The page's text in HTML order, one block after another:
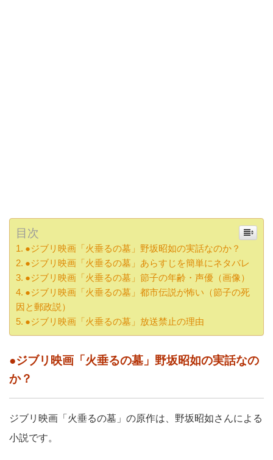
目次
●ジブリ映画「火垂るの墓」野坂昭如の実話なのか？
●ジブリ映画「火垂るの墓」あらすじを簡単にネタバレ
●ジブリ映画「火垂るの墓」節子の年齢・声優（画像）
●ジブリ映画「火垂るの墓」都市伝説が怖い（節子の死
因と郵政説）
●ジブリ映画「火垂るの墓」放送禁止の理由
●ジブリ映画「火垂るの墓」野坂昭如の実話なの
か？
ジブリ映画「火垂るの墓」の原作は、野坂昭如さんによる
小説です。